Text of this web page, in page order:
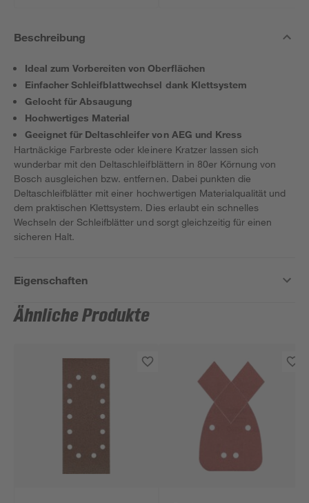
Beschreibung
Ideal zum Vorbereiten von Oberflächen
Einfacher Schleifblattwechsel dank Klettsystem
Gelocht für Absaugung
Hochwertiges Material
Geeignet für Deltaschleifer von AEG und Kress
Hartnäckige Farbreste oder kleinere Kratzer lassen sich
wunderbar mit den Deltaschleifblättern in 80er Körnung von
Bosch ausgleichen bzw. entfernen. Dabei punkten die
Deltaschleifblätter mit einer hochwertigen Materialqualität und
dem praktischen Klettsystem. Dies erlaubt ein schnelles
Wechseln der Schleifblätter und sorgt gleichzeitig für einen
sicheren Halt.
Eigenschaften
Ähnliche Produkte